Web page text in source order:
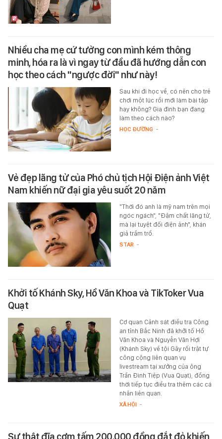
Nhiều cha mẹ cứ tưởng con mình kém thông
minh, hóa ra là vì ngay từ đầu đã hướng dẫn con
học theo cách "ngược đời" như này!
Sau khi đi học về, có nên cho trẻ
chơi một lúc rồi mới làm bài tập
hay không? Gia đình bạn đang
làm theo cách nào?
HỌC ĐƯỜNG -
Vẻ đẹp lãng tử của Phó chủ tịch Hội Điện ảnh Việt
Nam khiến nữ đại gia yêu suốt 20 năm
"Thời đó anh là mỹ nam trên mọi
ngóc ngách", "Đậm chất lãng tử,
mà lại tuyệt đối điện ảnh", khán
giả trầm trồ.
STAR -
Khởi tố Khánh Sky, Hồ Văn Khoa và TikToker Vua
Quạt
Cơ quan Cảnh sát điều tra Công
an tỉnh Bắc Ninh đã khởi tố Hồ
Văn Khoa và Nguyễn Văn Hợi
(Khánh Sky) về tội Gây rối trật tự
công cộng liên quan vụ
livestream tại xưởng của ông
Trần Đình Tiệp (Vua Quạt), đồng
thời tiếp tục điều tra thêm các cá
nhân liên quan.
XÃ HỘI -